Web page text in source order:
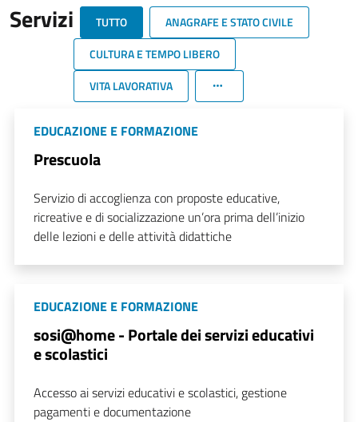
Servizi TUTTO
ANAGRAFE E STATO CIVILE
CULTURA E TEMPO LIBERO
VITA LAVORATIVA
EDUCAZIONE E FORMAZIONE
Prescuola
Servizio di accoglienza con proposte educative,
ricreative e di socializzazione un’ora prima dell’inizio
delle lezioni e delle attività didattiche
EDUCAZIONE E FORMAZIONE
sosi@home - Portale dei servizi educativi
e scolastici
Accesso ai servizi educativi e scolastici, gestione
pagamenti e documentazione